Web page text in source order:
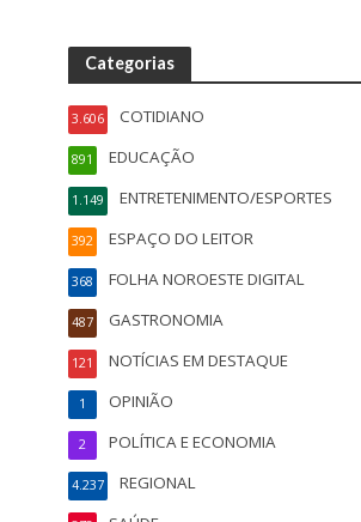
Categorias
COTIDIANO
3.606
EDUCAÇÃO
891
ENTRETENIMENTO/ESPORTES
1.149
ESPAÇO DO LEITOR
392
FOLHA NOROESTE DIGITAL
368
GASTRONOMIA
487
NOTÍCIAS EM DESTAQUE
121
OPINIÃO
1
POLÍTICA E ECONOMIA
2
REGIONAL
4.237